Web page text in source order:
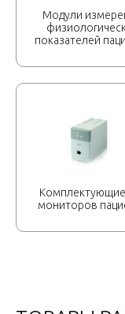
Модули
показателей
Комплектующие
мониторов